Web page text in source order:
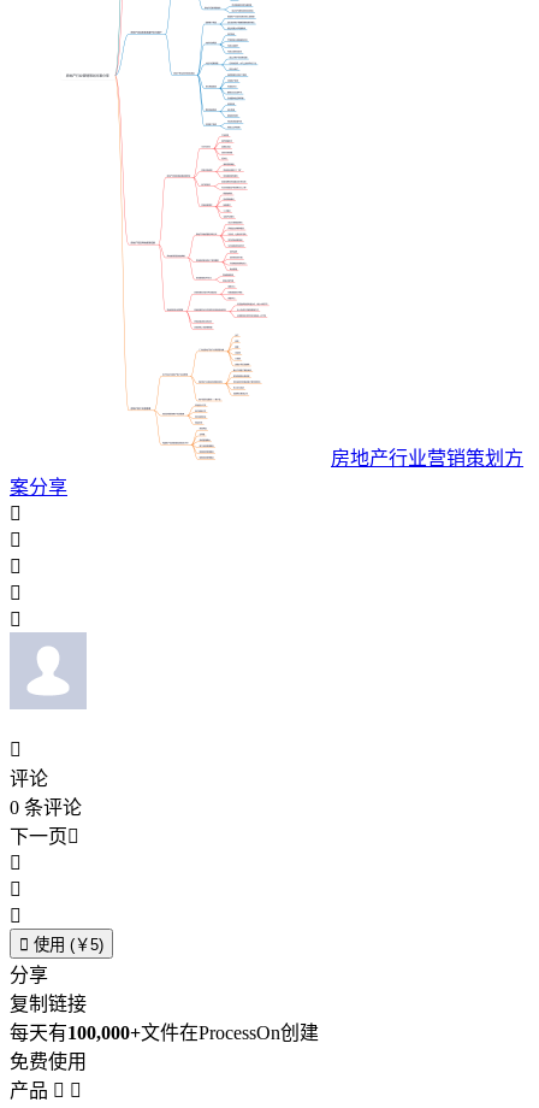
房地产行业营销策划方
案分享






评论
0 条评论
下一页



 使用 (￥5)
分享
复制链接
每天有100,000+文件在ProcessOn创建
免费使用
产品  